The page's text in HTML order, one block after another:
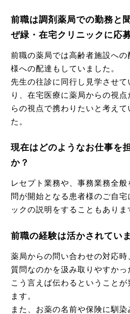
前職は調剤薬局での勤務と
ぜ緑・在宅クリニックに応
前職の薬局では高齢者施設へ
様への配達もしていました。
先生の往診に同行し見学させ
り、在宅医療に薬局からの視
らの視点で携わりたいと考え
た。
現在はどのようなお仕事を
か？
レセプト業務や、事務業務全
問が開始となる患者様のご自
ックの説明をすることもありま
前職の経験は活かされてい
薬局からの問い合わせの対応
質問なのかを汲み取りやすか
こう言えば伝わるということ
ます。
また、お薬の名前や保険に馴